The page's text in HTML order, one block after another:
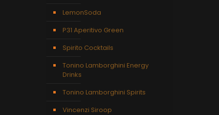
LemonSoda
P31 Aperitivo Green
Spirito Cocktails
Tonino Lamborghini Energy
Drinks
Tonino Lamborghini Spirits
Vincenzi Siroop